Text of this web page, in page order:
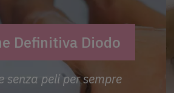
Definitiva Diodo
senza peli per sempre